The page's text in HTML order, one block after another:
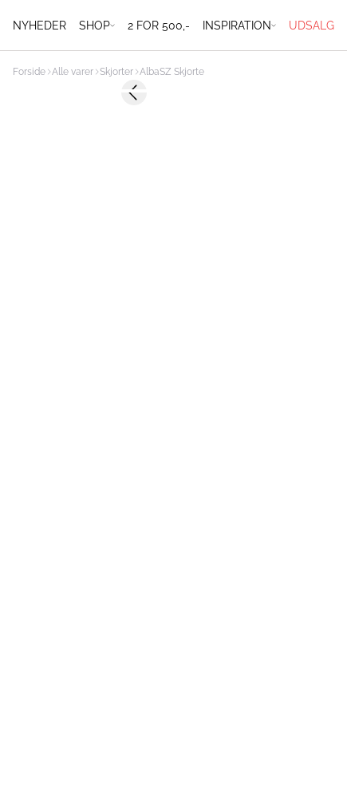
NYHEDER SHOP 2 FOR 500,- INSPIRATION UDSALG
Forside Alle varer Skjorter AlbaSZ Skjorte
Previous slide